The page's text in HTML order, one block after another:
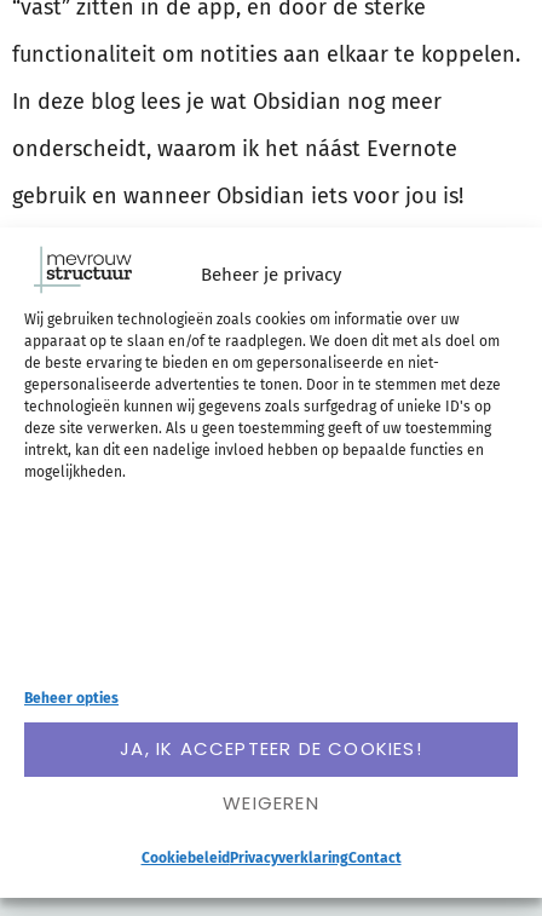
Beheer je privacy
Wij gebruiken technologieën zoals cookies om informatie over uw
apparaat op te slaan en/of te raadplegen. We doen dit met als doel om
de beste ervaring te bieden en om gepersonaliseerde en niet-
gepersonaliseerde advertenties te tonen. Door in te stemmen met deze
technologieën kunnen wij gegevens zoals surfgedrag of unieke ID's op
deze site verwerken. Als u geen toestemming geeft of uw toestemming
intrekt, kan dit een nadelige invloed hebben op bepaalde functies en
mogelijkheden.
Beheer opties
JA, IK ACCEPTEER DE COOKIES!
WEIGEREN
CookiebeleidPrivacyverklaringContact
“vast” zitten in de app, en door de sterke
functionaliteit om notities aan elkaar te koppelen.
In deze blog lees je wat Obsidian nog meer
onderscheidt, waarom ik het náást Evernote
gebruik en wanneer Obsidian iets voor jou is!
LEES VERDER
STRUCTUUR INSPIRATIE & UPDATES IN JE
MAILBOX?
Regelmatig tips & inspiratie voor meer structuur in je
AANMELDEN